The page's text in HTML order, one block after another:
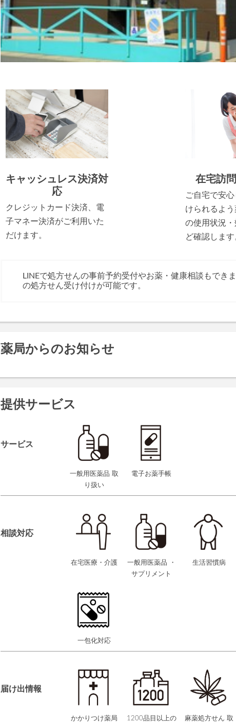
キャッシュレス決済対
応
クレジットカード決済、電
子マネー決済がご利用いた
だけます。
在宅訪
ご自宅で安
けられるよ
の使用状況
ど確認します
LINEで処方せんの事前予約受付やお薬・健康相談もでき
の処方せん受け付けが可能です。
薬局からのお知らせ
提供サービス
サービス
一般用医薬品 取
り扱い
電子お薬手帳
相談対応
在宅医療・介護
一般用医薬品 ・
サプリメント
生活習慣病
一包化対応
届け出情報
かかりつけ薬局 1200品目以上の 麻薬処方せん 取